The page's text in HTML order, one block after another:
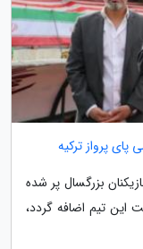
شامل بازیکنان بزرگسال پر شده
این تیم اضافه گردد،